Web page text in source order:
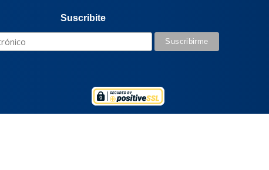
Suscribite